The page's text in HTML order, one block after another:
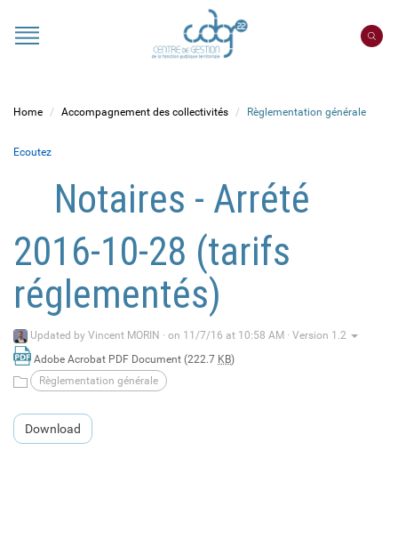
CDG
Home Accompagnement des collectivités Règlementation générale
Ecoutez
Notaires - Arrété
2016-10-28 (tarifs
réglementés)
Updated by Vincent MORIN · on 11/7/16 at 10:58 AM · Version 1.2
Adobe Acrobat PDF Document (222.7 KB)
Règlementation générale
Download